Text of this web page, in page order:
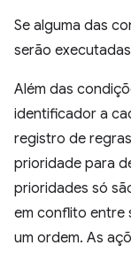
Se alguma das
serão
Além das
identificador a
registro de
prioridade para
prioridades só
em conflito entre
um ordem. As